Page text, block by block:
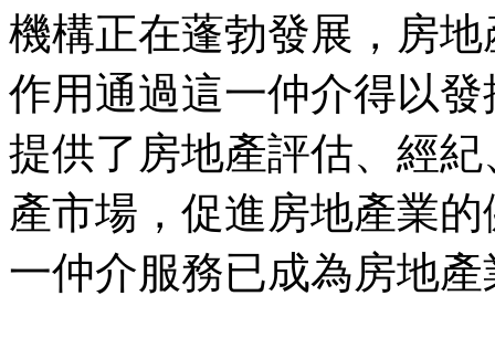
機構正在蓬勃發展，房
作用通過這一仲介得以
提供了房地產評估、經
產市場，促進房地產業
一仲介服務已成為房地